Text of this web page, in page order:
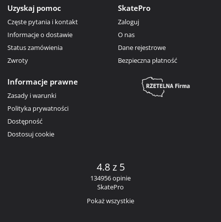
Uzyskaj pomoc
Częste pytania i kontakt
Informacje o dostawie
Status zamówienia
Zwroty
SkatePro
Zaloguj
O nas
Dane rejestrowe
Bezpieczna płatność
Informacje prawne
Zasady i warunki
Polityka prywatności
Dostępność
Dostosuj cookie
4.8 z 5
134956 opinie
SkatePro
Pokaż wszystkie